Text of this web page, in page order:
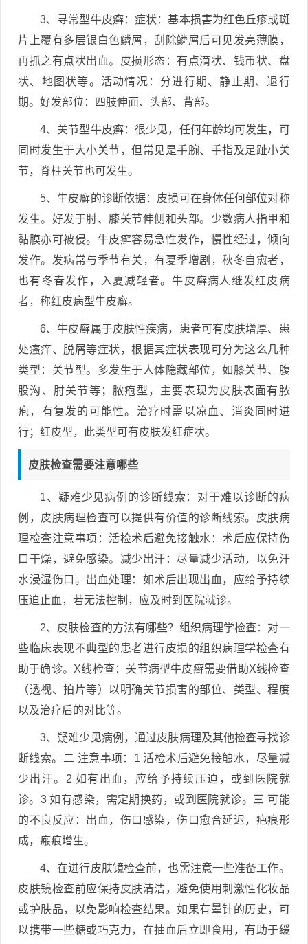
3、寻常型牛皮癣：症状：基本损害为红色丘疹或斑
片上覆有多层银白色鳞屑，刮除鳞屑后可见发亮薄膜，
再抓之有点状出血。皮损形态：有点滴状、钱币状、盘
状、地图状等。活动情况：分进行期、静止期、退行
期。好发部位：四肢伸面、头部、背部。
4、关节型牛皮癣：很少见，任何年龄均可发生，可
同时发生于大小关节，但常见是手腕、手指及足趾小关
节，脊柱关节也可发生。
5、牛皮癣的诊断依据：皮损可在身体任何部位对称
发生。好发于肘、膝关节伸侧和头部。少数病人指甲和
黏膜亦可被侵。牛皮癣容易急性发作，慢性经过，倾向
发作。发病常与季节有关，有夏季增剧，秋冬自愈者，
也有冬春发作，入夏减轻者。牛皮癣病人继发红皮病
者，称红皮病型牛皮癣。
6、牛皮癣属于皮肤性疾病，患者可有皮肤增厚、患
处瘙痒、脱屑等症状，根据其症状表现可分为这么几种
类型：关节型。多发生于人体隐藏部位，如膝关节、腹
股沟、肘关节等；脓疱型，主要表现为皮肤表面有脓
疱，有复发的可能性。治疗时需以凉血、消炎同时进
行；红皮型，此类型可有皮肤发红症状。
皮肤检查需要注意哪些
1、疑难少见病例的诊断线索：对于难以诊断的病
例，皮肤病理检查可以提供有价值的诊断线索。皮肤病
理检查注意事项：活检术后避免接触水：术后应保持伤
口干燥，避免感染。减少出汗：尽量减少活动，以免汗
水浸湿伤口。出血处理：如术后出现出血，应给予持续
压迫止血，若无法控制，应及时到医院就诊。
2、皮肤检查的方法有哪些？组织病理学检查：对一
些临床表现不典型的患者进行皮损的组织病理学检查有
助于确诊。X线检查：关节病型牛皮癣需要借助X线检查
（透视、拍片等）以明确关节损害的部位、类型、程度
以及治疗后的对比等。
3、疑难少见病例，通过皮肤病理及其他检查寻找诊
断线索。二 注意事项：1 活检术后避免接触水，尽量减
少出汗。2 如有出血，应给予持续压迫，或到医院就
诊。3 如有感染，需定期换药，或到医院就诊。三 可能
的不良反应：出血，伤口感染，伤口愈合延迟，疤痕形
成，瘢痕增生。
4、在进行皮肤镜检查前，也需注意一些准备工作。
皮肤镜检查前应保持皮肤清洁，避免使用刺激性化妆品
或护肤品，以免影响检查结果。如果有晕针的历史，可
以携带一些糖或巧克力，在抽血后立即食用，有助于缓